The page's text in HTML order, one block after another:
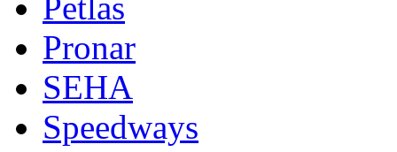
Pronar
SEHA
Speedways